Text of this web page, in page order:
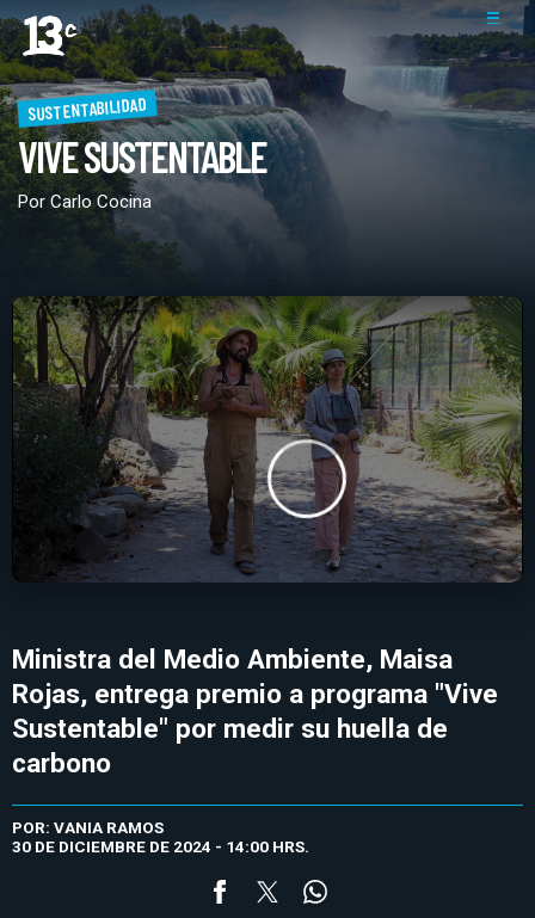
SUSTENTABILIDAD
VIVE SUSTENTABLE
Por Carlo Cocina
Ministra del Medio Ambiente, Maisa
Rojas, entrega premio a programa "Vive
Sustentable" por medir su huella de
carbono
POR: VANIA RAMOS
30 DE DICIEMBRE DE 2024 - 14:00 HRS.